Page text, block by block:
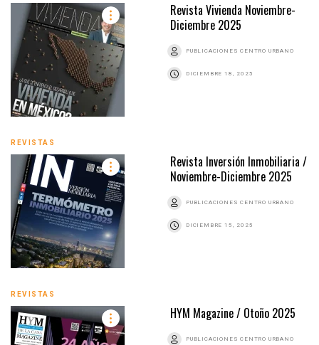
Revista Vivienda Noviembre-
Diciembre 2025
PUBLICACIONES CENTRO URBANO
DICIEMBRE 18, 2025
REVISTAS
Revista Inversión Inmobiliaria /
Noviembre-Diciembre 2025
PUBLICACIONES CENTRO URBANO
DICIEMBRE 15, 2025
REVISTAS
HYM Magazine / Otoño 2025
PUBLICACIONES CENTRO URBANO